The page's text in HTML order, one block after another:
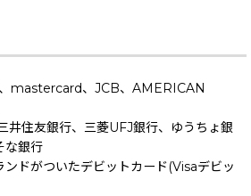
、mastercard、JCB、AMERICAN
井住友銀行、三菱UFJ銀行、ゆうちょ銀
な銀行
ンドがついたデビットカード(Visaデビッ